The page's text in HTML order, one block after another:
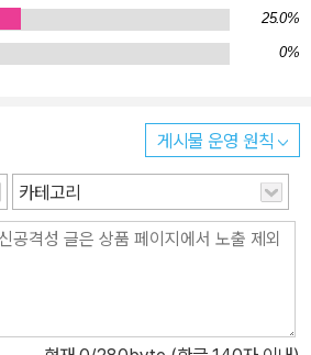
한 시절에 관한 에피소드, 그밖에도 어린
고 달콤했던 밀크커피의 추억이나 소풍날
던 도시락 속의 김밥, 그밖에도 프랑스 파
젤과 그레텔>처럼 그녀가 떠난 여행의
적을 기억한다. 혀는 음식뿐만 아
의 요리와 그 음식을 만드는 사람의 마음
이 행복하고 먹는 사람이 행복하기를 바
사람들에게 기쁨을 선물한다. 한동안 먹
보고 행복해한다. 그리고 사랑을 받아먹고
25.0%
0%
게시물 운영 원칙
카테고리